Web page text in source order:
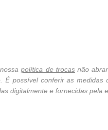
nossapolítica de trocasnão
possível conferir as
digitalmente e fornecidas pela